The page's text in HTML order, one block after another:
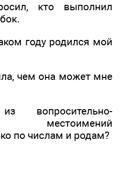
кто выполнил
году родился мой
чем она может мне
вопросительно-
местоимений
по числам и родам?